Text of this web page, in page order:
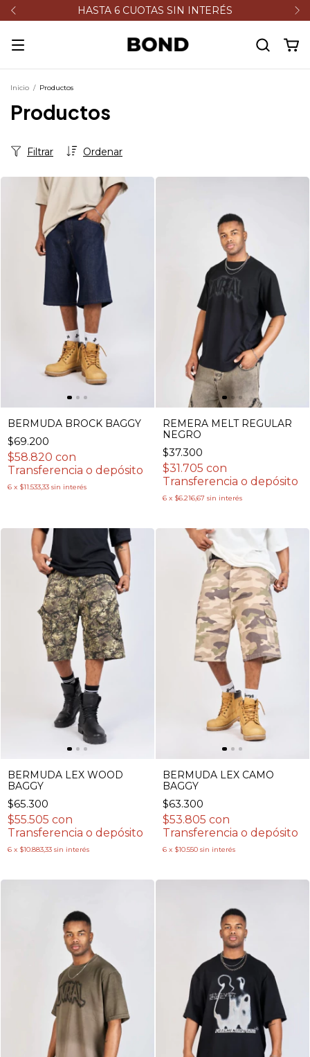
HASTA 6 CUOTAS SIN INTERÉS
Inicio / Productos
Productos
Ordenar
Filtrar
BERMUDA BROCK BAGGY
$69.200
$58.820 con
Transferencia o depósito
6 x $11.533,33 sin interés
REMERA MELT REGULAR
NEGRO
$37.300
$31.705 con
Transferencia o depósito
6 x $6.216,67 sin interés
BERMUDA LEX WOOD
BAGGY
$65.300
$55.505 con
Transferencia o depósito
6 x $10.883,33 sin interés
BERMUDA LEX CAMO
BAGGY
$63.300
$53.805 con
Transferencia o depósito
6 x $10.550 sin interés